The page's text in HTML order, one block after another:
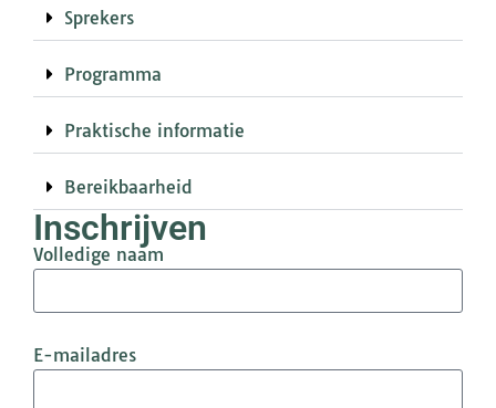
Sprekers
Programma
Praktische informatie
Bereikbaarheid
Inschrijven
Volledige naam
E-mailadres